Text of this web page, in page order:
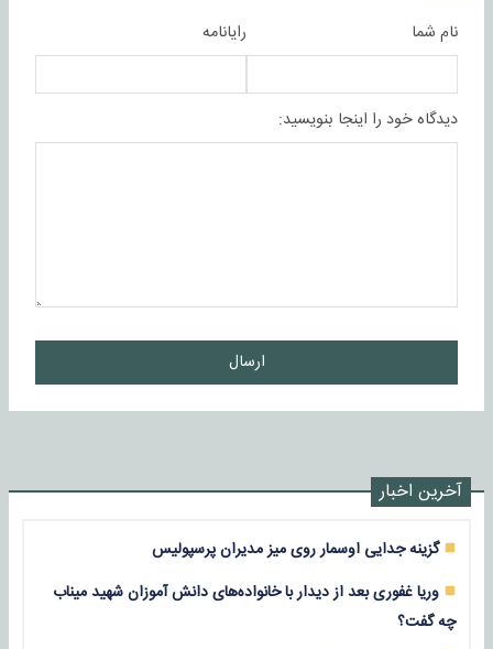
نام شما رایانامه
دیدگاه خود را اینجا بنویسید:
ارسال
آخرین اخبار
گزینه جدایی اوسمار روی میز مدیران پرسپولیس
وریا غفوری بعد از دیدار با خانواده‌های دانش آموزان شهید میناب
چه گفت؟